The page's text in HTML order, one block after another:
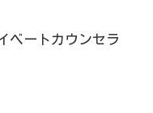
ベートカウンセラ